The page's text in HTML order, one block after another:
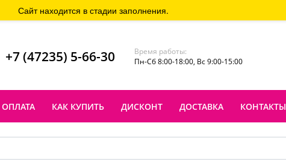
+7 (47235) 5-66-30
Время работы:
Пн-Сб 8:00-18:00, Вс 9:00-15:00
ОПЛАТА КАК КУПИТЬ ДИСКОНТ ДОСТАВКА КОНТАКТЫ
Сайт находится в стадии заполнения.